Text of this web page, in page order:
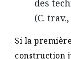
des
(C.
Si la
construction